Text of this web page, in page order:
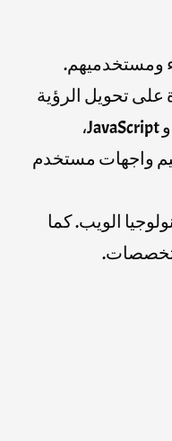
ومستخدميهم.
على تحويل الرؤية
إلى واقع ملموس على الشاشة. بالإضافة إلى ذلك، يجب أن يكون لدى مصممي المواقع الالكترونية معرفة واسعة بلغات البرمجة مثل HTML، CSS، و JavaScript،
واجهات مستخدم
الويب. كما